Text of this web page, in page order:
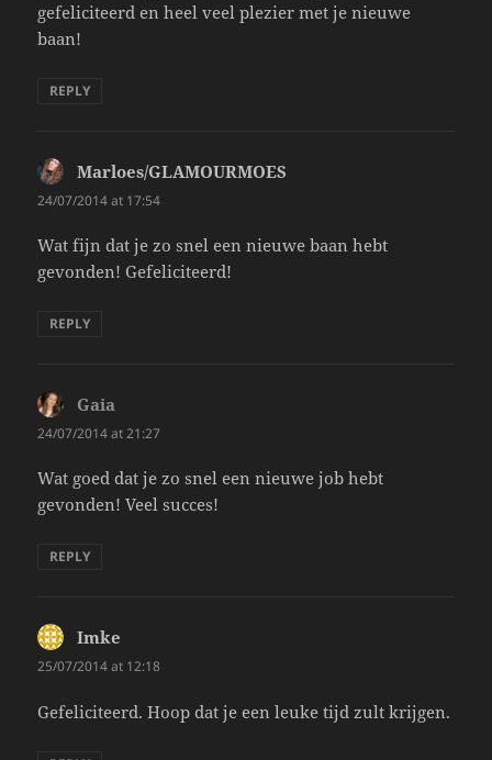
gefeliciteerd en heel veel plezier met je nieuwe
baan!
REPLY
Marloes/GLAMOURMOES
24/07/2014 at 17:54
Wat fijn dat je zo snel een nieuwe baan hebt
gevonden! Gefeliciteerd!
REPLY
Gaia
24/07/2014 at 21:27
Wat goed dat je zo snel een nieuwe job hebt
gevonden! Veel succes!
REPLY
Imke
25/07/2014 at 12:18
Gefeliciteerd. Hoop dat je een leuke tijd zult krijgen.